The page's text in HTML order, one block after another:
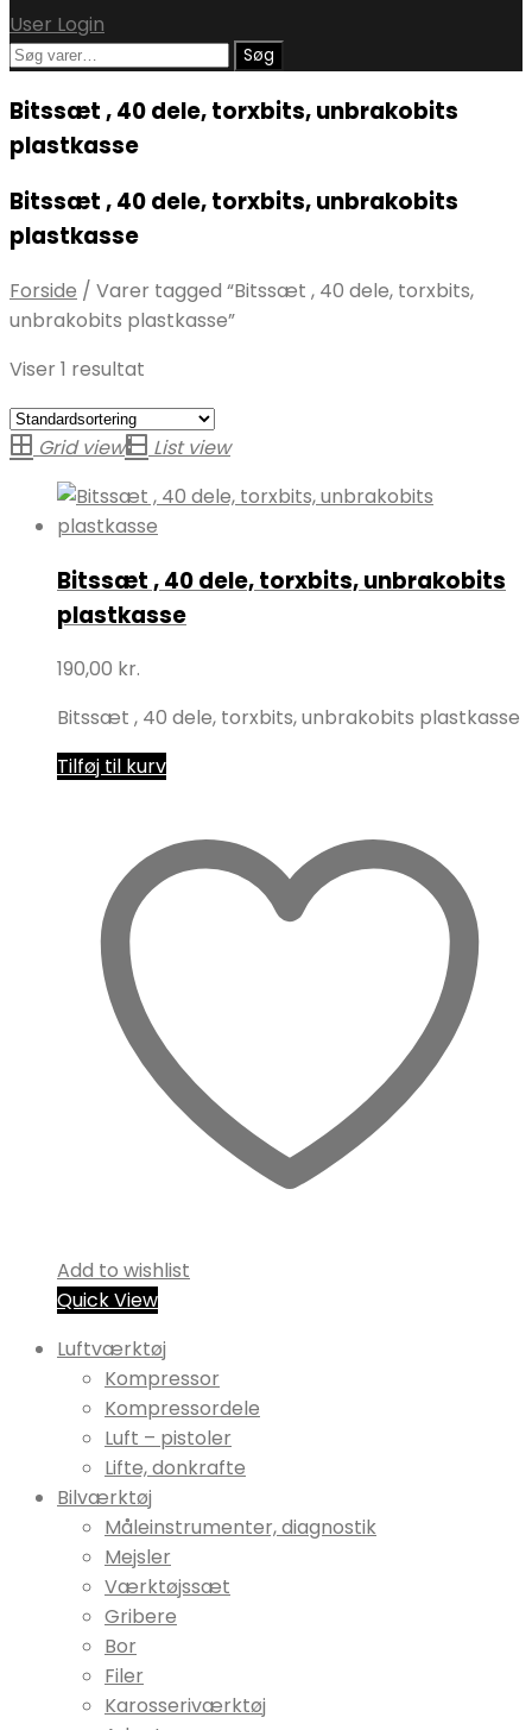
User Login
Søg
Søg
Bitssæt , 40 dele, torxbits, unbrakobits
plastkasse
Bitssæt , 40 dele, torxbits, unbrakobits
plastkasse
Forside / Varer tagged “Bitssæt , 40 dele, torxbits,
unbrakobits plastkasse”
Viser 1 resultat
Grid view List view
Bitssæt , 40 dele, torxbits, unbrakobits
plastkasse
190,00 kr.
Bitssæt , 40 dele, torxbits, unbrakobits plastkasse
Tilføj til kurv
Add to wishlist
Quick View
Luftværktøj
Kompressor
Kompressordele
Luft – pistoler
Lifte, donkrafte
Bilværktøj
Måleinstrumenter, diagnostik
Mejsler
Værktøjssæt
Gribere
Bor
Filer
Karosseriværktøj